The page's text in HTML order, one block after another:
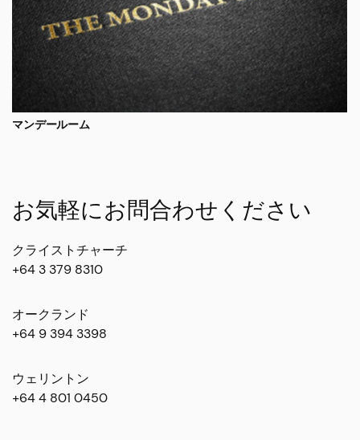
マンデールーム
お気軽にお問合わせください
クライストチャーチ
+64 3 379 8310
オークランド
+64 9 394 3398
ウェリントン
+64 4 801 0450